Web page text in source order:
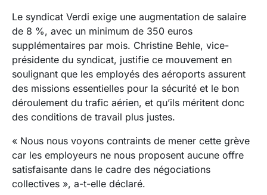
Le syndicat Verdi exige une augmentation de salaire
de 8 %, avec un minimum de 350 euros
supplémentaires par mois. Christine Behle, vice-
présidente du syndicat, justifie ce mouvement en
soulignant que les employés des aéroports assurent
des missions essentielles pour la sécurité et le bon
déroulement du trafic aérien, et qu’ils méritent donc
des conditions de travail plus justes.
« Nous nous voyons contraints de mener cette grève
car les employeurs ne nous proposent aucune offre
satisfaisante dans le cadre des négociations
collectives », a-t-elle déclaré.